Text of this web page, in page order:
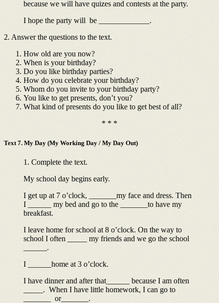
because we will have quizes and contests at the party.
I hope the party will be _____________.
2. Answer the questions to the text.
How old are you now?
When is your birthday?
Do you like birthday parties?
How do you celebrate your birthday?
Whom do you invite to your birthday party?
You like to get presents, don’t you?
What kind of presents do you like to get best of all?
* * *
Text 7. My Day (My Working Day / My Day Out)
1. Complete the text.
My school day begins early.
I get up at 7 o’clock, _______my face and dress. Then
I ______ my bed and go to the _______to have my
breakfast.
I leave home for school at 8 o’clock. On the way to
school I often _____ my friends and we go the school
______.
I ______home at 3 o’clock.
I have dinner and after that______ because I am often
_____. When I have little homework, I can go to
_______ or_______.